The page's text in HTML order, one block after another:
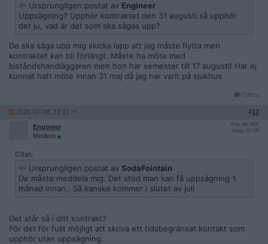
Ursprungligen postat av Engineer
Uppsägning? Upphör kontraktet den 31 augusti så upphör
det ju, vad är det som ska sägas upp?
De ska säga upp mig skicka lapp att jag måste flytta men
kontraktet kan bli förlängt. Måste ha möte med
biståndshandläggaren men hon har semester till 17 augusti! Har ej
kunnat haft möte innan 31 maj då jag har varit på sjukhus
Citera
2026-07-08, 13:11 #12
Engineer
Medlem
Reg: Apr 2007
Inlägg: 19 176
Citat:
Ursprungligen postat av SodaFointain
De måste meddela mig. Det stod man kan få uppsägning 1
månad innan,. Så kanske kommer i slutet av juli
Det står så i ditt kontrakt?
För det för fullt möjligt att skriva ett tidsbegränsat kontakt som
upphör utan uppsägning.